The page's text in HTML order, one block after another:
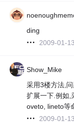
ding
2009-01-13
Show_Mike
采用3楼方法,
扩展一下.例如,
oveto, lineto等
2009-01-13